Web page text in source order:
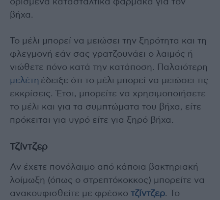
ορισμένα κατασταλτικά φάρμακα για τον
βήχα.
Το μέλι μπορεί να μειώσει την ξηρότητα και τη
φλεγμονή εάν σας γρατζουνάει ο λαιμός ή
νιώθετε πόνο κατά την κατάποση. Παλαιότερη
μελέτη έδειξε ότι το μέλι μπορεί να μειώσει τις
εκκρίσεις. Έτσι, μπορείτε να χρησιμοποιήσετε
το μέλι και για τα συμπτώματα του βήχα, είτε
πρόκειται για υγρό είτε για ξηρό βήχα.
Τζίντζερ
Αν έχετε πονόλαιμο από κάποια βακτηριακή
λοίμωξη (όπως ο στρεπτόκοκκος) μπορείτε να
ανακουφισθείτε με φρέσκο ​​ τζίντζερ. Το